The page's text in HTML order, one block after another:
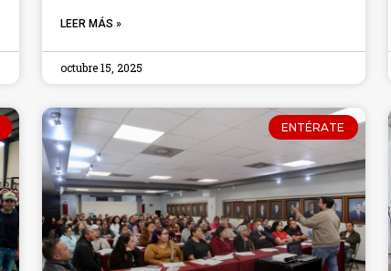
LEER MÁS »
octubre 15, 2025
ENTÉRATE